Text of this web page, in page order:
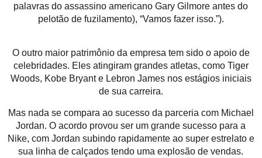
palavras do assassino americano Gary Gilmore antes do
pelotão de fuzilamento), “Vamos fazer isso.”).
O outro maior patrimônio da empresa tem sido o apoio de
celebridades. Eles atingiram grandes atletas, como Tiger
Woods, Kobe Bryant e Lebron James nos estágios iniciais
de sua carreira.
Mas nada se compara ao sucesso da parceria com Michael
Jordan. O acordo provou ser um grande sucesso para a
Nike, com Jordan subindo rapidamente ao super estrelato e
sua linha de calçados tendo uma explosão de vendas.